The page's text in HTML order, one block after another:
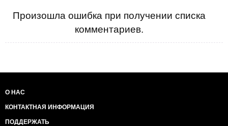
Произошла ошибка при получении списка
комментариев.
О НАС
КОНТАКТНАЯ ИНФОРМАЦИЯ
ПОДДЕРЖАТЬ